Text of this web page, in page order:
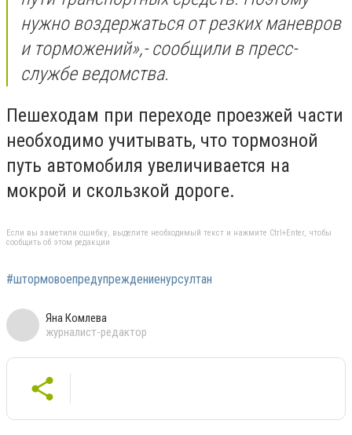
нужно воздержаться от резких маневров
и торможений»,- сообщили в пресс-
службе ведомства.
Пешеходам при переходе проезжей части
необходимо учитывать, что тормозной
путь автомобиля увеличивается на
мокрой и скользкой дороге.
Если вы заметили ошибку, выделите необходимый текст и нажмите Ctrl+Enter, чтобы
сообщить об этом редакции
#штормовоепредупреждениенурсултан
Яна Комлева
журналист-редактор